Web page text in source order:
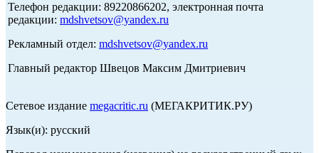
Телефон редакции: 89220866202, электронная почта
редакции: mdshvetsov@yandex.ru
Рекламный отдел: mdshvetsov@yandex.ru
Главный редактор Швецов Максим Дмитриевич
Сетевое издание megacritic.ru (МЕГАКРИТИК.РУ)
Язык(и): русский